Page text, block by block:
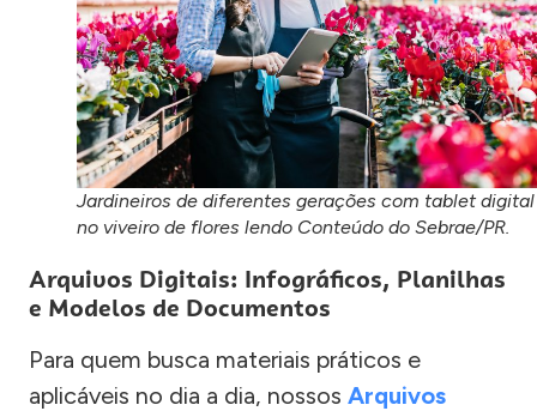
Jardineiros de diferentes gerações com tablet digital
no viveiro de flores lendo Conteúdo do Sebrae/PR.
Arquivos Digitais: Infográficos, Planilhas
e Modelos de Documentos
Para quem busca materiais práticos e
aplicáveis no dia a dia, nossos Arquivos